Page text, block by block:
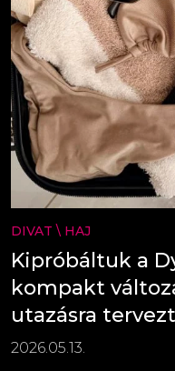
DIVAT \ HAJ
Kipróbáltuk a
kompakt
utazásra
2026.05.13.